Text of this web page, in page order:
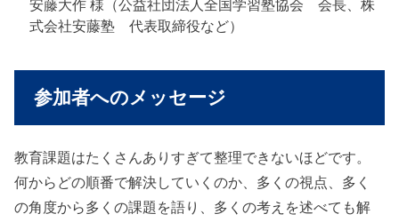
安藤大作 様（公益社団法人全国学習塾協会 会長、株
式会社安藤塾 代表取締役など）
参加者へのメッセージ
教育課題はたくさんありすぎて整理できないほどです。
何からどの順番で解決していくのか、多くの視点、多く
の角度から多くの課題を語り、多くの考えを述べても解